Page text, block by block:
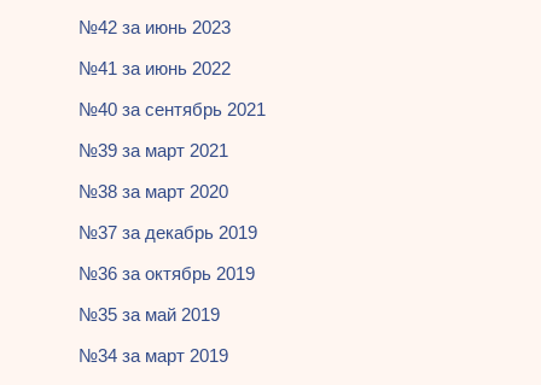
№42 за июнь 2023
№41 за июнь 2022
№40 за сентябрь 2021
№39 за март 2021
№38 за март 2020
№37 за декабрь 2019
№36 за октябрь 2019
№35 за май 2019
№34 за март 2019